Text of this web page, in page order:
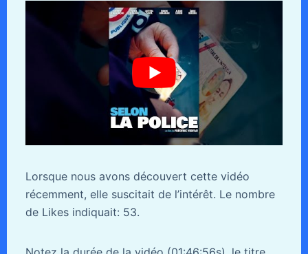
Lorsque nous avons découvert cette vidéo
récemment, elle suscitait de l’intérêt. Le nombre
de Likes indiquait: 53.